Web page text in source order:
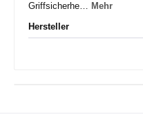
Griffsicherhe… Mehr
Hersteller